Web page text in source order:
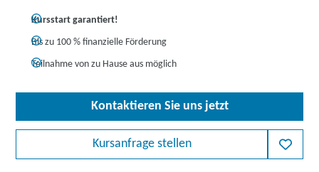
Kursstart garantiert!
Bis zu 100 % finanzielle Förderung
Teilnahme von zu Hause aus möglich
Kontaktieren Sie uns jetzt
Kursanfrage stellen